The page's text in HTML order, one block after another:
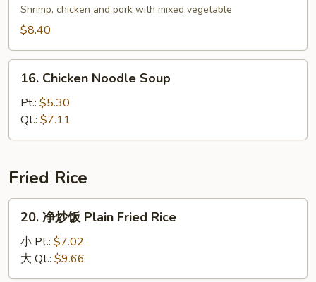
Curd
with
Soup
Special
Soup
Shrimp, chicken and pork with mixed vegetable
$8.40
16.
Chicken
Noodle
Soup
16. Chicken Noodle Soup
Pt.: $5.30
Qt.: $7.11
Fried Rice
20.
Plain
20. 净炒饭 Plain Fried Rice
小 Pt.: $7.02
大 Qt.: $9.66